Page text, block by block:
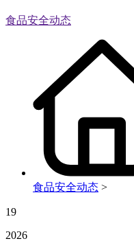
食品安全动态
食品安全动态 >
19
2026